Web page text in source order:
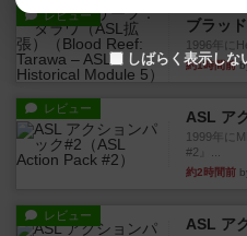
レビュー
ブラッ
1996年に
約1時間前
レビュー ASL ア
1999年に
#2』...
約2時間前
レビュー ASL ア
しばらく表示しな